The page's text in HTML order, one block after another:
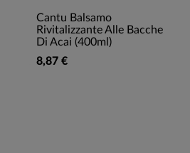
Cantu Balsamo
Rivitalizzante Alle Bacche
Di Acai (400ml)
8,87 €